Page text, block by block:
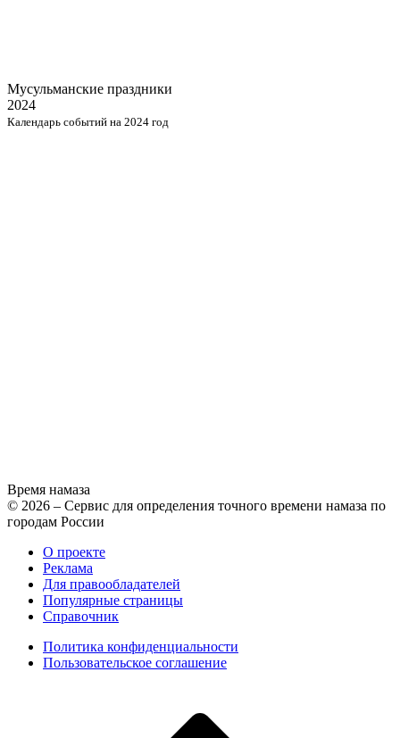
Мусульманские праздники
2024
Календарь событий на 2024 год
Время намаза
© 2026 – Сервис для определения точного времени намаза по
городам России
О проекте
Реклама
Для правообладателей
Популярные страницы
Справочник
Политика конфиденциальности
Пользовательское соглашение